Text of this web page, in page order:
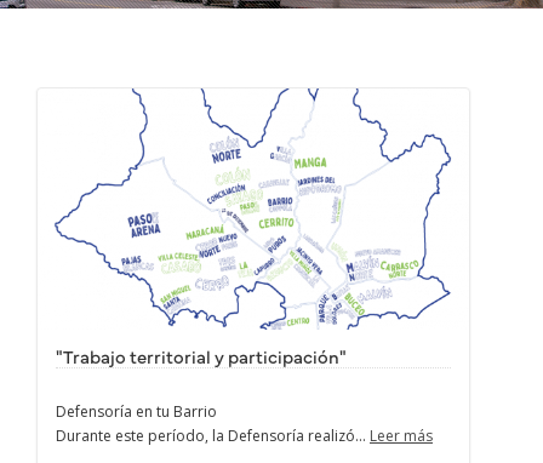
"Trabajo territorial y participación"
Defensoría en tu Barrio
Durante este período, la Defensoría realizó... Leer más